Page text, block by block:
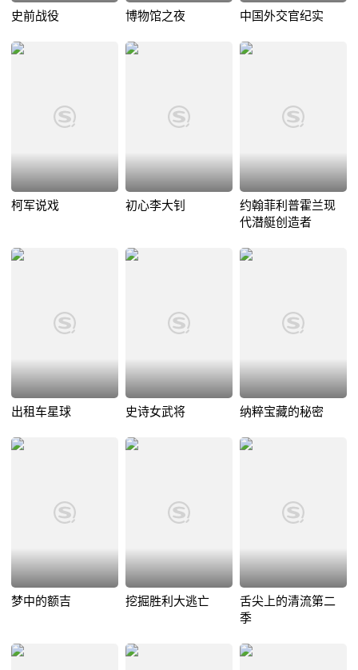
史前战役 博物馆之夜 中国外交官纪实
柯军说戏 初心李大钊
约翰菲利普霍兰现
代潜艇创造者
出租车星球 史诗女武将 纳粹宝藏的秘密
梦中的额吉 挖掘胜利大逃亡
舌尖上的清流第二
季